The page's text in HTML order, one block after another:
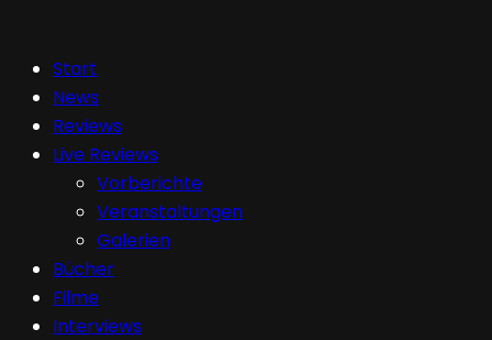
Start
News
Reviews
Live Reviews
Vorberichte
Veranstaltungen
Galerien
Bücher
Filme
Interviews